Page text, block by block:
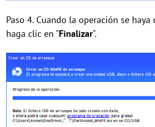
Paso 4. Cuando la operación se haya
haga clic en "Finalizar".